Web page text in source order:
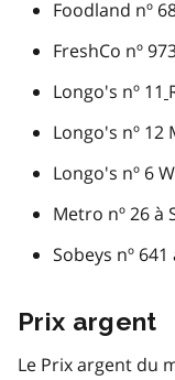
Foodland nº
FreshCo nº
Longo's nº 11
Longo's nº 12
Longo's nº 6
Metro nº 26 à
Sobeys nº
Prix argent
Le Prix argent du